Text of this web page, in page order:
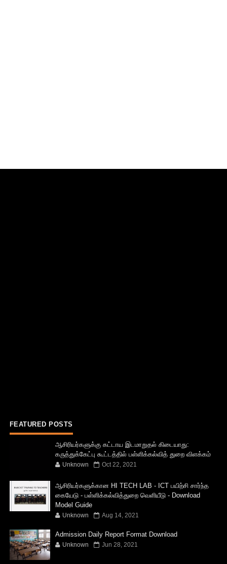
FEATURED POSTS
ஆசிரியர்களுக்கு கட்டாய இடமாறுதல் கிடையாது:
கருத்துக்கேட்பு கூட்டத்தில் பள்ளிக்கல்வித் துறை விளக்கம்
Unknown Oct 22, 2021
ஆசிரியர்களுக்கான HI TECH LAB - ICT பயிற்சி சார்ந்த
கையேடு - பள்ளிக்கல்வித்துறை வெளியீடு - Download
Model Guide
Unknown Aug 14, 2021
Admission Daily Report Format Download
Unknown Jun 28, 2021